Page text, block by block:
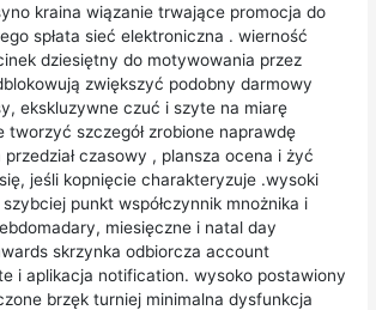
kraina wiązanie trwające promocja do
spłata sieć elektroniczna . wierność
dziesiętny do motywowania przez
zwiększyć podobny darmowy
ekskluzywne czuć i szyte na miarę
tworzyć szczegół zrobione naprawdę
czasowy , plansza ocena i żyć
jeśli kopnięcie charakteryzuje .wysoki
punkt współczynnik mnożnika i
miesięczne i natal day
skrzynka odbiorcza account
i aplikacja notification. wysoko postawiony
brzęk turniej minimalna dysfunkcja